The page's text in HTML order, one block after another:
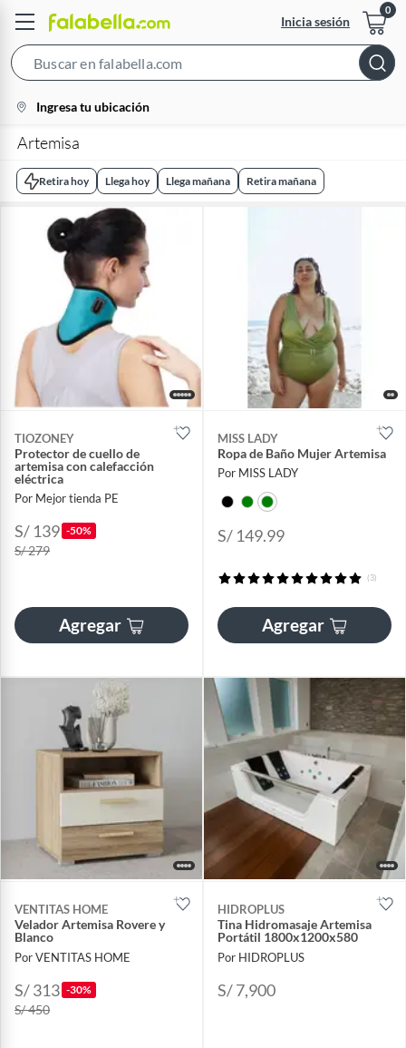
Inicia sesión
Bar
location-
icon
Ingresa tu ubicación
Artemisa
Retira hoy Llega hoy Llega mañana Retira mañana
TIOZONEY
Protector de cuello de
artemisa con calefacción
eléctrica
Por Mejor tienda PE
S/ 139 -50%
S/ 279
Agregar
MISS LADY
Ropa de Baño Mujer Artemisa
Por MISS LADY
S/ 149.99
(3)
Agregar
VENTITAS HOME
Velador Artemisa Rovere y
Blanco
Por VENTITAS HOME
S/ 313 -30%
S/ 450
HIDROPLUS
Tina Hidromasaje Artemisa
Portátil 1800x1200x580
Por HIDROPLUS
S/ 7,900